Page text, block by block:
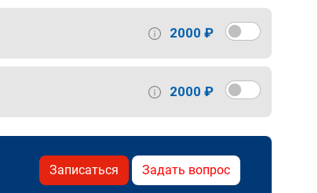
2000 ₽
2000 ₽
Записаться Задать вопрос